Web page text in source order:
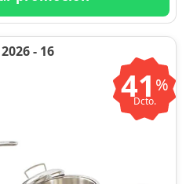
- 16
41 %
Dcto.